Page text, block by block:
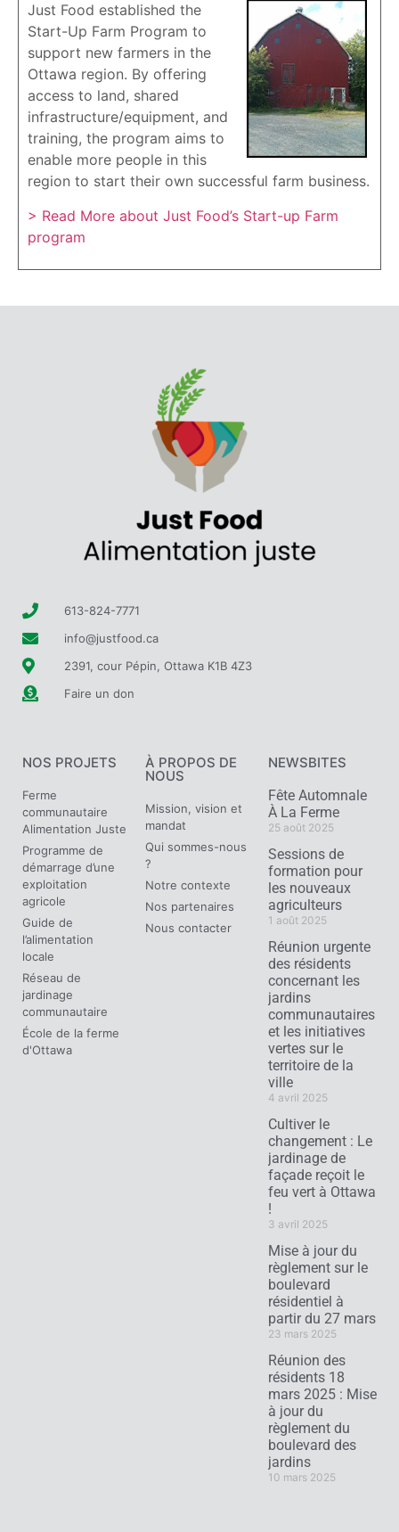
Just Food established the
Start-Up Farm Program to
support new farmers in the
Ottawa region. By offering
access to land, shared
infrastructure/equipment, and
training, the program aims to
enable more people in this
region to start their own successful farm business.
> Read More about Just Food’s Start-up Farm
program
613-824-7771
info@justfood.ca
2391, cour Pépin, Ottawa K1B 4Z3
Faire un don
NOS PROJETS
Ferme
communautaire
Alimentation Juste
Programme de
démarrage d’une
exploitation
agricole
Guide de
l’alimentation
locale
Réseau de
jardinage
communautaire
École de la ferme
d'Ottawa
À PROPOS DE
NOUS
Mission, vision et
mandat
Qui sommes-nous
?
Notre contexte
Nos partenaires
Nous contacter
NEWSBITES
Fête Automnale
À La Ferme
25 août 2025
Sessions de
formation pour
les nouveaux
agriculteurs
1 août 2025
Réunion urgente
des résidents
concernant les
jardins
communautaires
et les initiatives
vertes sur le
territoire de la
ville
4 avril 2025
Cultiver le
changement : Le
jardinage de
façade reçoit le
feu vert à Ottawa
!
3 avril 2025
Mise à jour du
règlement sur le
boulevard
résidentiel à
partir du 27 mars
23 mars 2025
Réunion des
résidents 18
mars 2025 : Mise
à jour du
règlement du
boulevard des
jardins
10 mars 2025